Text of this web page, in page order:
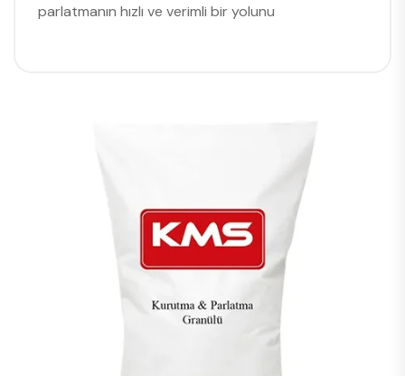
parlatmanın hızlı ve verimli bir yolunu